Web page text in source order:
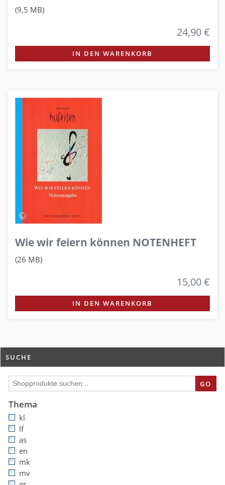
(9,5 MB)
24,90 €
IN DEN WARENKORB
Wie wir feiern können NOTENHEFT
(26 MB)
15,00 €
IN DEN WARENKORB
SUCHE
GO
Thema
kl
lf
as
en
mk
mv